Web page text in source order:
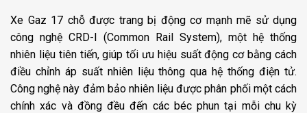
Xe Gaz 17 chỗ được trang bị động cơ mạnh mẽ sử dụng
công nghệ CRD-I (Common Rail System), một hệ thống
nhiên liệu tiên tiến, giúp tối ưu hiệu suất động cơ bằng cách
điều chỉnh áp suất nhiên liệu thông qua hệ thống điện tử.
Công nghệ này đảm bảo nhiên liệu được phân phối một cách
chính xác và đồng đều đến các béc phun tại mỗi chu kỳ